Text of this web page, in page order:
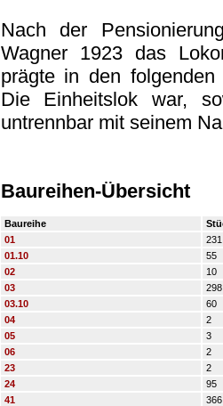
Nach der
Wagner 1923 das
prägte in den
Die Einheitslok war,
untrennbar mit seinem
Baureihen-Übersicht
Baureihe
01
231
01.10
55
02
10
03
298
03.10
60
04
2
05
3
06
2
23
2
24
95
41
366